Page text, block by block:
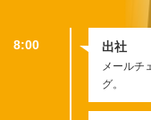
8:00 出社
メールチ
グ。